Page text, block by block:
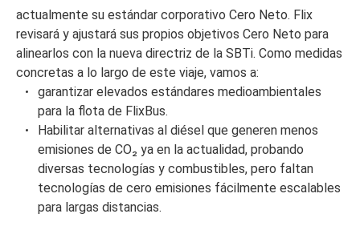
actualmente su estándar corporativo Cero Neto. Flix
revisará y ajustará sus propios objetivos Cero Neto para
alinearlos con la nueva directriz de la SBTi. Como medidas
concretas a lo largo de este viaje, vamos a:
garantizar elevados estándares medioambientales
para la flota de FlixBus.
Habilitar alternativas al diésel que generen menos
emisiones de CO₂ ya en la actualidad, probando
diversas tecnologías y combustibles, pero faltan
tecnologías de cero emisiones fácilmente escalables
para largas distancias.